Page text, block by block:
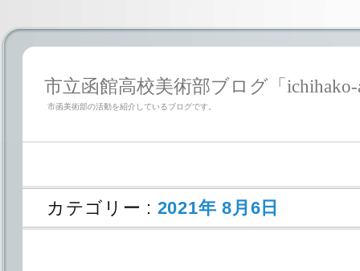
市立函館高校美術部ブログ「ichihako-
市函美術部の活動を紹介しているブログです。
カテゴリー : 2021年 8月6日